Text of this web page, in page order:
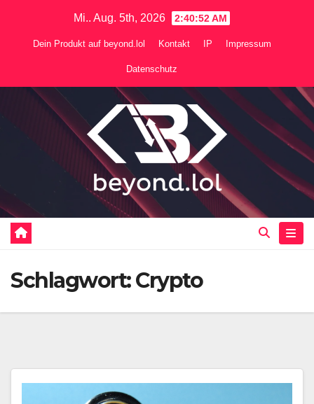
Mi.. Aug. 5th, 2026 2:40:53 AM
Dein Produkt auf beyond.lol Kontakt IP Impressum
Datenschutz
Schlagwort:Crypto